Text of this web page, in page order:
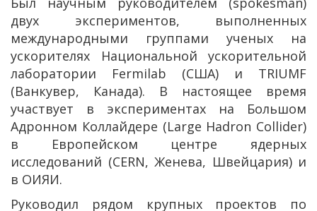
двух экспериментов, выполненных
международными группами ученых на
ускорителях Национальной ускорительной
лаборатории Fermilab (США) и TRIUMF
(Ванкувер, Канада). В настоящее время
участвует в экспериментах на Большом
Адронном Коллайдере (Large Hadron Collider)
в Европейском центре ядерных
исследований (CERN, Женева, Швейцария) и
в ОИЯИ.
Руководил рядом крупных проектов по